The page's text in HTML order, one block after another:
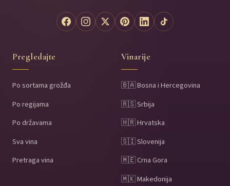
Pregledajte
Po sortama grožđa
Po regijama
Po državama
Sva vina
Pretraga vina
Vinarije
🇧🇦 Bosna i Hercegovina
🇷🇸 Srbija
🇭🇷 Hrvatska
🇸🇮 Slovenija
🇲🇪 Crna Gora
🇲🇰 Makedonija